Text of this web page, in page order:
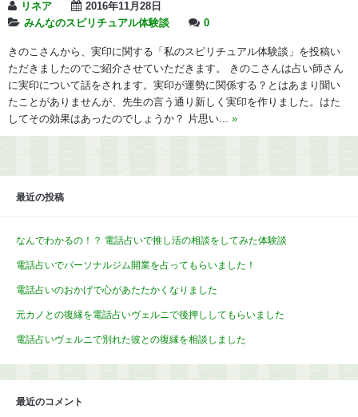
リネア
2016年11月28日
みんなのスピリチュアル体験談
0
きのこさんから、実印に関する「私のスピリチュアル体験談」を投稿い
ただきましたのでご紹介させていただきます。 きのこさんは占い師さん
に実印について話をされます。実印が運勢に関係する？とはあまり聞い
たことがありませんが、先生の言う通り新しく実印を作りました。はた
してその効果はあったのでしょうか？ 片思い... »
最近の投稿
なんでわかるの！？ 電話占いで推し活の相談をしてみた体験談
電話占いでパーソナルジム開業を占ってもらいました！
電話占いのおかげで心があたたかくなりました
元カノとの復縁を電話占いヴェルニで後押ししてもらいました
電話占いヴェルニで別れた彼との復縁を相談しました
最近のコメント